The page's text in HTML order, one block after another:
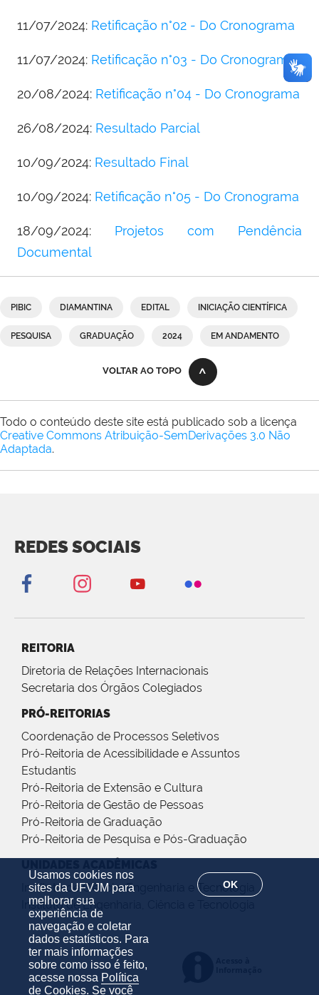
Usamos cookies nos
sites da UFVJM para
melhorar sua
experiência de
navegação e coletar
dados estatísticos. Para
ter mais informações
sobre como isso é feito,
acesse nossa Política
de Cookies. Se você
OK
11/07/2024: Retificação n°02 - Do Cronograma
11/07/2024: Retificação n°03 - Do Cronograma
20/08/2024: Retificação n°04 - Do Cronograma
26/08/2024: Resultado Parcial
10/09/2024: Resultado Final
10/09/2024: Retificação n°05 - Do Cronograma
18/09/2024: Projetos com Pendência
Documental
PIBIC DIAMANTINA EDITAL INICIAÇÃO CIENTÍFICA
PESQUISA GRADUAÇÃO 2024 EM ANDAMENTO
VOLTAR AO TOPO
Todo o conteúdo deste site está publicado sob a licença
Creative Commons Atribuição-SemDerivações 3.0 Não
Adaptada.
REDES SOCIAIS
REITORIA
Diretoria de Relações Internacionais
Secretaria dos Órgãos Colegiados
PRÓ-REITORIAS
Coordenação de Processos Seletivos
Pró-Reitoria de Acessibilidade e Assuntos
Estudantis
Pró-Reitoria de Extensão e Cultura
Pró-Reitoria de Gestão de Pessoas
Pró-Reitoria de Graduação
Pró-Reitoria de Pesquisa e Pós-Graduação
Instituto de Ciência, Engenharia e Tecnologia
Instituto de Engenharia, Ciência e Tecnologia